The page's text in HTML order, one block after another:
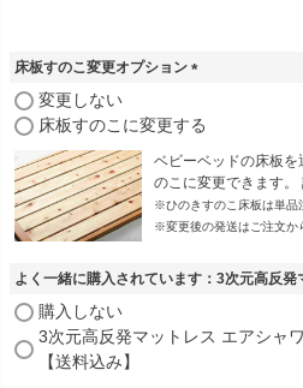
床板すのこ変更オプション
必
須
)
変更しない
床板すのこに変更する
ベビーベッドの床板
のこに変更できます。
※ひのきすのこ床板は単品
※変更後の発送はご注文か
よく一緒に購入されています：3次元高反
購入しない
3次元高反発マットレス エアシャ
【送料込み】